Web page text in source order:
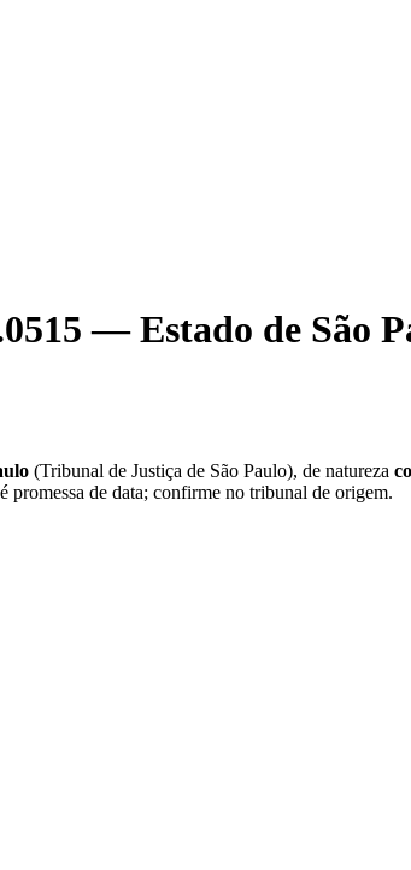
—Estado de São
(Tribunal de Justiça de São Paulo), de natureza
de data; confirme no tribunal de origem.